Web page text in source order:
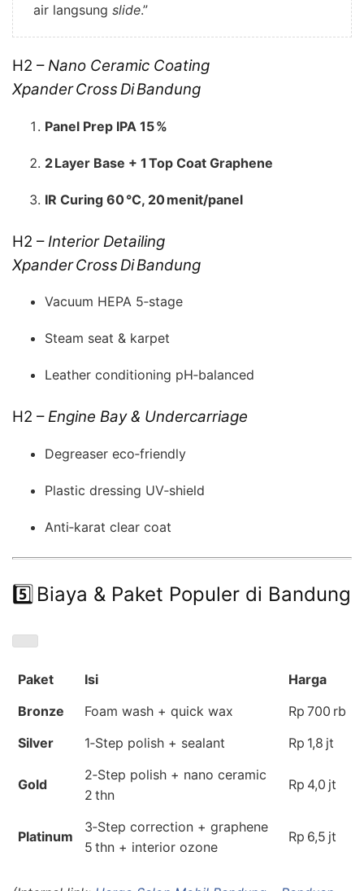
air langsung slide.”
H2 –Nano Ceramic Coating
Xpander Cross Di Bandung
Panel Prep IPA 15 %
2 Layer Base + 1 Top Coat Graphene
IR Curing 60 °C, 20 menit/panel
H2 – Interior Detailing
Xpander Cross Di Bandung
Vacuum HEPA 5‑stage
Steam seat & karpet
Leather conditioning pH‑balanced
H2 –Engine Bay & Undercarriage
Degreaser eco‑friendly
Plastic dressing UV‑shield
Anti‑karat clear coat
5️⃣ Biaya & Paket Populer di Bandung
Paket Isi
Harga
Bronze
Foam wash + quick wax
Rp 700 rb
Silver
1‑Step polish + sealant Rp 1,8 jt
Gold
2‑Step polish + nano ceramic
2 thn
Rp 4,0 jt
Platinum
3‑Step correction + graphene
5 thn + interior ozone
Rp 6,5 jt